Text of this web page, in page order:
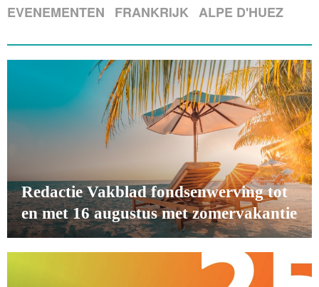
EVENEMENTEN
FRANKRIJK ALPE D'HUEZ
Redactie Vakblad fondsenwerving tot
en met 16 augustus met zomervakantie